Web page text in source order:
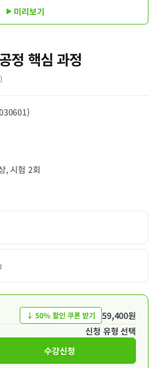
미리보기
정 핵심 과정
)
, 시험 2회
↓ 50% 할인 쿠폰 받기
59,400원
신청 유형 선택
수강신청